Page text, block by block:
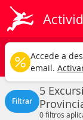
La Habana
Excursiones de un
Filtrar
5
0filtros
Accede a
email.